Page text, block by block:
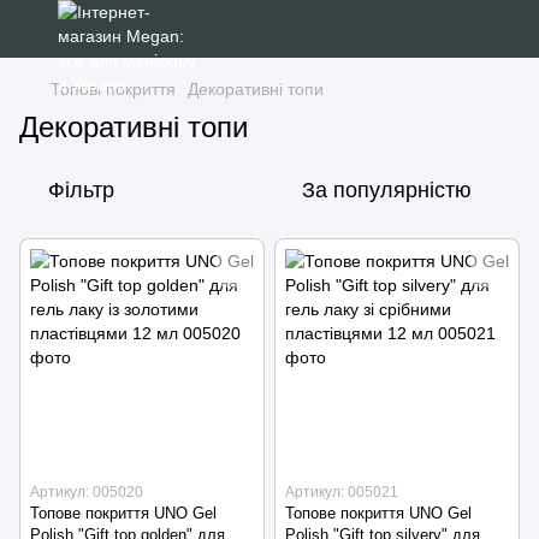
Топові покриття Декоративні топи
Декоративні топи
Фільтр За популярністю
Артикул: 005020
Топове покриття UNO Gel
Polish "Gift top golden" для
Артикул: 005021
Топове покриття UNO Gel
Polish "Gift top silvery" для